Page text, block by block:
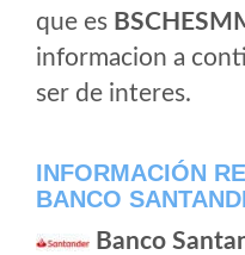
que es
informacion a
ser de interes.
INFORMACIÓN
BANCO
Banco